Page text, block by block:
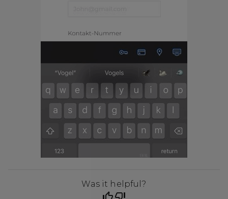
Was it helpful?